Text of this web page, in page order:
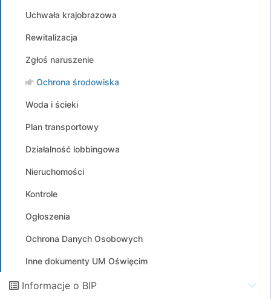
Uchwała krajobrazowa
Rewitalizacja
Zgłoś naruszenie
Ochrona środowiska
Woda i ścieki
Plan transportowy
Działalność lobbingowa
Nieruchomości
Kontrole
Ogłoszenia
Ochrona Danych Osobowych
Inne dokumenty UM Oświęcim
Informacje o BIP